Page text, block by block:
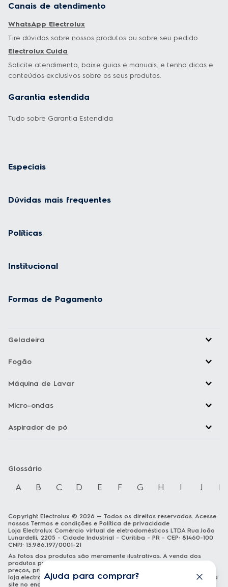
Ajuda para comprar?
Canais de atendimento
WhatsApp Electrolux
Tire dúvidas sobre nossos produtos ou sobre seu pedido.
Electrolux Cuida
Solicite atendimento, baixe guias e manuais, e tenha dicas e
conteúdos exclusivos sobre os seus produtos.
Garantia estendida
Tudo sobre Garantia Estendida
Especiais
Dúvidas mais frequentes
Políticas
Institucional
Formas de Pagamento
Geladeira
Fogão
Máquina de Lavar
Micro-ondas
Aspirador de pó
Glossário
A B C D E F G H I J K
Copyright Electrolux © 2026 — Todos os direitos reservados. Acesse
nossos Termos e condições e Política de privacidade
Loja Electrolux Comércio virtual de eletrodomésticos LTDA Rua João
Lunardelli, 2205 - Cidade Industrial - Curitiba - PR - CEP: 81460-100
CNPJ: 13.986.197/0001-21
As fotos dos produtos são meramente ilustrativas. A venda dos
produtos publicados está sujeita a disponibilidade de estoque. Os
preços, promoções e formas de pagamento publicados em
loja.electrolux.com.br
estão válidos exclusivamente para compra via
site no endereço mencionado. As especificações técnicas e